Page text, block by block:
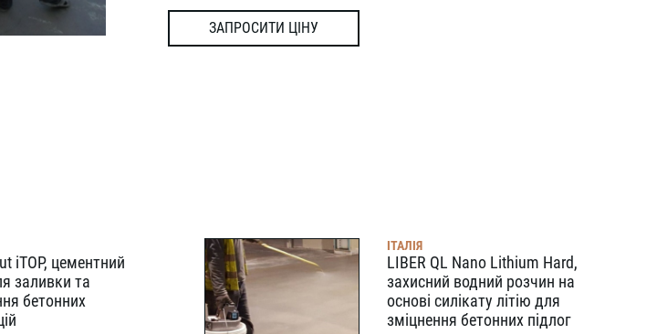
ЗАПРОСИТИ ЦІНУ
iTOP, цементний
заливки та
бетонних
ІТАЛІЯ
LIBER QL Nano Lithium Hard,
захисний водний розчин на
основі силікату літію для
зміцнення бетонних підлог